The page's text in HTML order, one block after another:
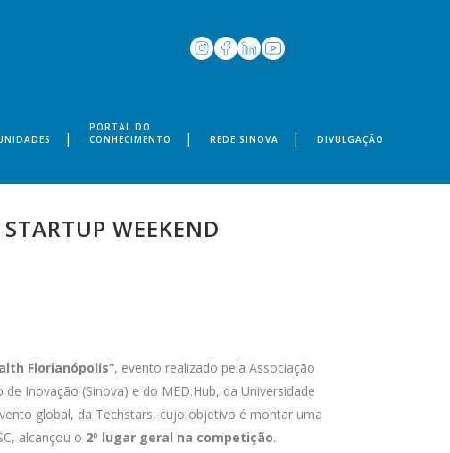
PORTAL DO
CONHECIMENTO
REDE SINOVA DIVULGAÇÃO
WEEKEND
Florianópolis”, evento realizado pela Associação
Inovação (Sinova) e do MED.Hub, da Universidade
global, da Techstars, cujo objetivo é montar uma
alcançou o 2º lugar geral na competição.